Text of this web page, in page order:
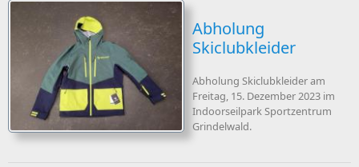
Abholung
Skiclubkleider
Abholung Skiclubkleider am
Freitag, 15. Dezember 2023 im
Indoorseilpark Sportzentrum
Grindelwald.